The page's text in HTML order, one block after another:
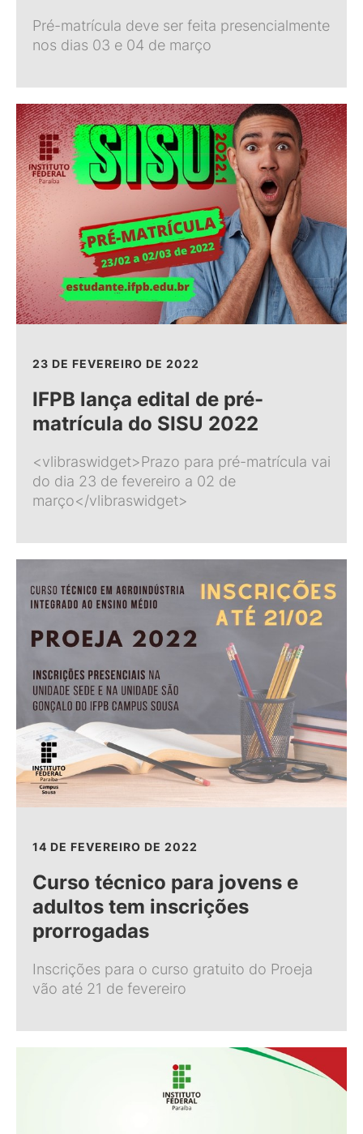
Pré-matrícula deve ser feita presencialmente
nos dias 03 e 04 de março
23 DE FEVEREIRO DE 2022
IFPB lança edital de pré-
matrícula do SISU 2022
<vlibraswidget>Prazo para pré-matrícula vai
do dia 23 de fevereiro a 02 de
março</vlibraswidget>
14 DE FEVEREIRO DE 2022
Curso técnico para jovens e
adultos tem inscrições
prorrogadas
Inscrições para o curso gratuito do Proeja
vão até 21 de fevereiro